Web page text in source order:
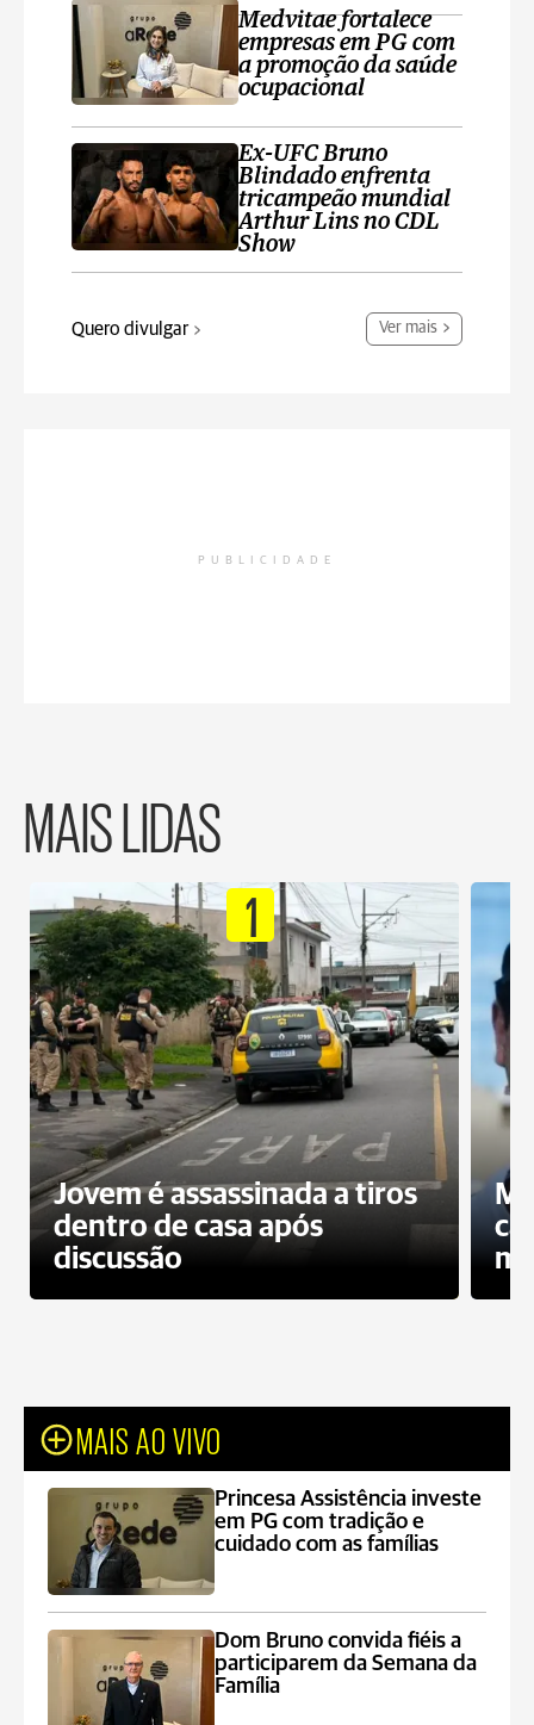
Medvitae fortalece
empresas em PG com
a promoção da saúde
ocupacional
Ex-UFC Bruno
Blindado enfrenta
tricampeão mundial
Arthur Lins no CDL
Show
Quero divulgar Ver mais
PUBLICIDADE
MAIS LIDAS
1
Jovem é assassinada a tiros
dentro de casa após
discussão
MAIS AO VIVO
Princesa Assistência investe
em PG com tradição e
cuidado com as famílias
Dom Bruno convida fiéis a
participarem da Semana da
Família